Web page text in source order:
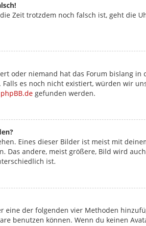
Zeit trotzdem noch falsch ist, geht die
oder niemand hat das Forum bislang in
es noch nicht existiert, würden wir
phpBB.de gefunden werden.
Eines dieser Bilder ist meist mit
andere, meist größere, Bild wird
ist.
der folgenden vier Methoden
benutzen können. Wenn du keinen